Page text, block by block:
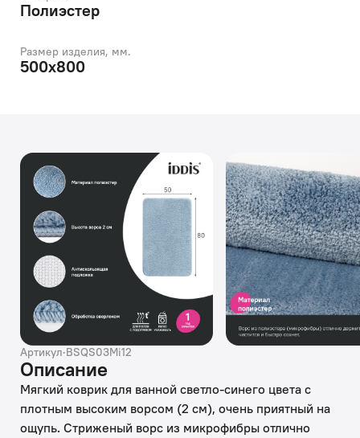
Полиэстер
Размер изделия, мм.
500х800
Артикул·BSQS03Mi12
Описание
Мягкий коврик для ванной светло-синего цвета с
плотным высоким ворсом (2 см), очень приятный на
ощупь. Стриженый ворс из микрофибры отлично